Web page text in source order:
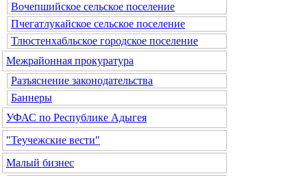
Вочепшийское сельское поселение
Пчегатлукайское сельское поселение
Тлюстенхабльское городское поселение
Межрайонная прокуратура
Разъяснение законодательства
Баннеры
УФАС по Республике Адыгея
"Теучежские вести"
Малый бизнес